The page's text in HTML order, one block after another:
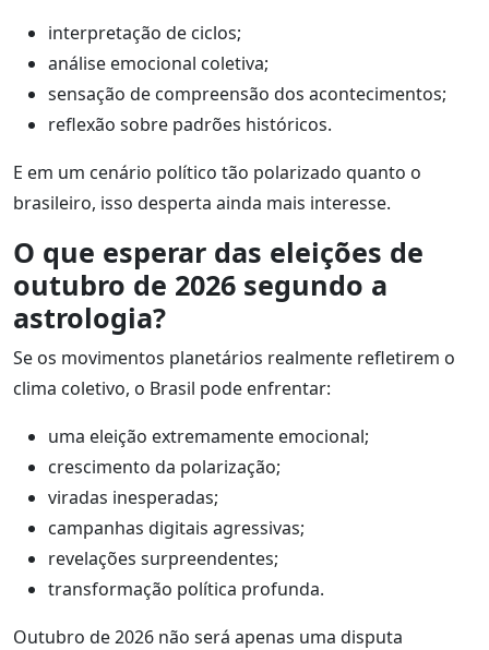
interpretação de ciclos;
análise emocional coletiva;
sensação de compreensão dos acontecimentos;
reflexão sobre padrões históricos.
E em um cenário político tão polarizado quanto o
brasileiro, isso desperta ainda mais interesse.
O que esperar das eleições de
outubro de 2026 segundo a
astrologia?
Se os movimentos planetários realmente refletirem o
clima coletivo, o Brasil pode enfrentar:
uma eleição extremamente emocional;
crescimento da polarização;
viradas inesperadas;
campanhas digitais agressivas;
revelações surpreendentes;
transformação política profunda.
Outubro de 2026 não será apenas uma disputa